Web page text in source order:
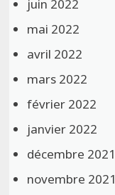
juin 2022
mai 2022
avril 2022
mars 2022
février 2022
janvier 2022
décembre 2021
novembre 2021